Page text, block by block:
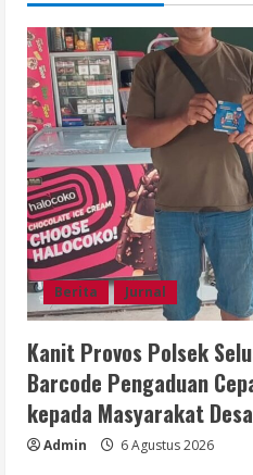
Berita Jurnal
Kanit Provos Polsek
Barcode Pengaduan
kepada Masyarakat
Admin 6 Agustus 2026